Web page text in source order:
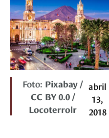
Foto: Pixabay /
CC BY 0.0 /
Locoterrolr
abril
13,
2018